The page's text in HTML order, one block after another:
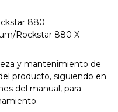
880
Rockstar 880 X-
y mantenimiento de
producto, siguiendo en
del manual, para